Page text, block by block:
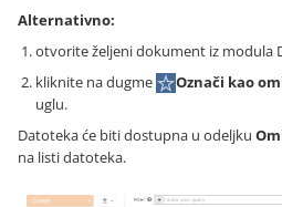
Alternativno:
otvorite željeni dokument iz modula
kliknite na dugme
Označi kao
uglu.
Datoteka će biti dostupna u odeljku
na listi datoteka.